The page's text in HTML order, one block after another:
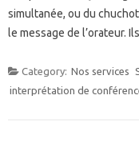
simultanée, ou du
le message de l’orateur.
Category: Nos services
interprétation de